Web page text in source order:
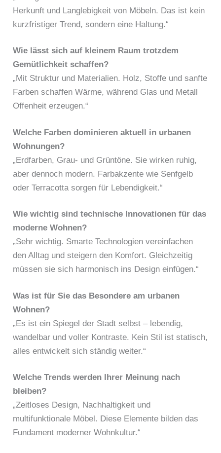
Herkunft und Langlebigkeit von Möbeln. Das ist kein
kurzfristiger Trend, sondern eine Haltung.“
Wie lässt sich auf kleinem Raum trotzdem
Gemütlichkeit schaffen?
„Mit Struktur und Materialien. Holz, Stoffe und sanfte
Farben schaffen Wärme, während Glas und Metall
Offenheit erzeugen.“
Welche Farben dominieren aktuell in urbanen
Wohnungen?
„Erdfarben, Grau- und Grüntöne. Sie wirken ruhig,
aber dennoch modern. Farbakzente wie Senfgelb
oder Terracotta sorgen für Lebendigkeit.“
Wie wichtig sind technische Innovationen für das
moderne Wohnen?
„Sehr wichtig. Smarte Technologien vereinfachen
den Alltag und steigern den Komfort. Gleichzeitig
müssen sie sich harmonisch ins Design einfügen.“
Was ist für Sie das Besondere am urbanen
Wohnen?
„Es ist ein Spiegel der Stadt selbst – lebendig,
wandelbar und voller Kontraste. Kein Stil ist statisch,
alles entwickelt sich ständig weiter.“
Welche Trends werden Ihrer Meinung nach
bleiben?
„Zeitloses Design, Nachhaltigkeit und
multifunktionale Möbel. Diese Elemente bilden das
Fundament moderner Wohnkultur.“